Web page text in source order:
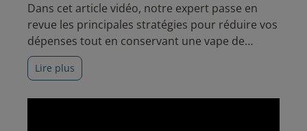
Dans cet article vidéo, notre expert passe en
revue les principales stratégies pour réduire vos
dépenses tout en conservant une vape de
qualité.
Lire plus